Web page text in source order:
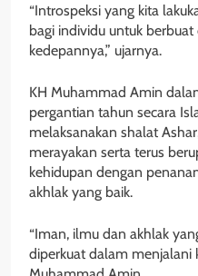
“Introspeksi yang kita
bagi individu untuk
kedepannya,” ujarnya.
KH Muhammad Amin
pergantian tahun secara
melaksanakan shalat
merayakan serta terus
kehidupan dengan
akhlak yang baik.
“Iman, ilmu dan akhlak
diperkuat dalam menjalani